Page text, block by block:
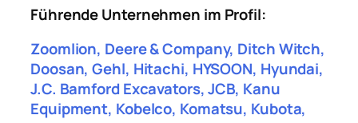
Führende Unternehmen im Profil:
Zoomlion, Deere & Company, Ditch Witch,
Doosan, Gehl, Hitachi, HYSOON, Hyundai,
J.C. Bamford Excavators, JCB, Kanu
Equipment, Kobelco, Komatsu, Kubota,